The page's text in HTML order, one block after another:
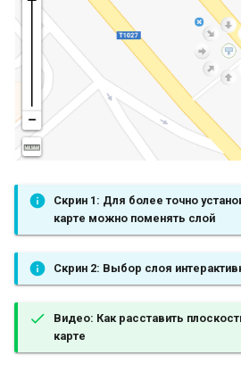
Скрин 1: Для более точно
карте можно поменять слой
Скрин 2: Выбор слоя
Видео: Как расставить
карте